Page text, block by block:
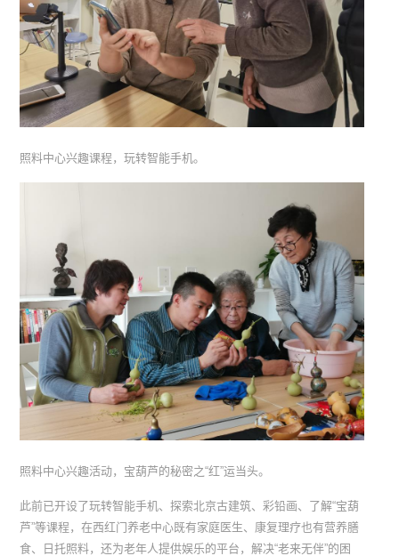
照料中心兴趣课程，玩转智能手机。
照料中心兴趣活动，宝葫芦的秘密之“红”运当头。
此前已开设了玩转智能手机、探索北京古建筑、彩铅画、了解“宝葫
芦”等课程，在西红门养老中心既有家庭医生、康复理疗也有营养膳
食、日托照料，还为老年人提供娱乐的平台，解决“老来无伴”的困